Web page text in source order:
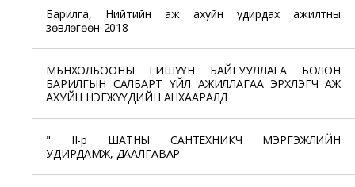
Барилга, Нийтийн аж ахуйн удирдах ажилтны
зөвлөгөөн-2018
МБНХОЛБООНЫ ГИШҮҮН БАЙГУУЛЛАГА БОЛОН
БАРИЛГЫН САЛБАРТ ҮЙЛ АЖИЛЛАГАА ЭРХЛЭГЧ АЖ
АХУЙН НЭГЖҮҮДИЙН АНХААРАЛД
" II-р ШАТНЫ САНТЕХНИКЧ МЭРГЭЖЛИЙН
УДИРДАМЖ, ДААЛГАВАР